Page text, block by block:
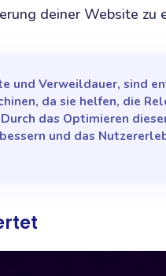
deiner Website zu
und Verweildauer, sind
da sie helfen, die
das Optimieren
und das